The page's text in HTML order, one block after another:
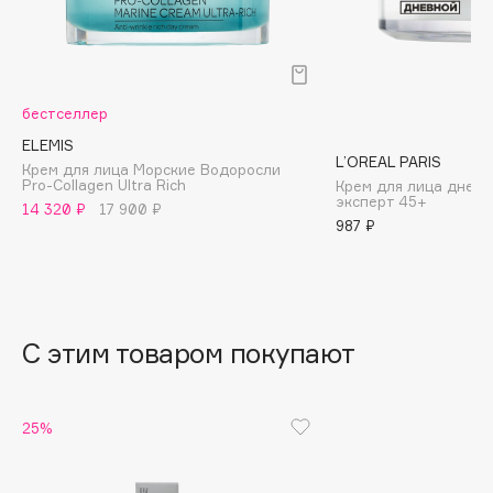
Balmain Hair Couture
Banderas
Basicare
Batiste
beautyblender
Biodance
бестселлер
ELEMIS
Крем для лица Морские Водоросли
Pro-Collagen Ultra Rich
14 320 ₽
17 900 ₽
L’OREAL PARIS
Крем для лица
эксперт 45+
987 ₽
С этим товаром покупают
25%